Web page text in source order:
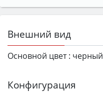
Внешний вид
Основной цвет : черный
Конфигурация